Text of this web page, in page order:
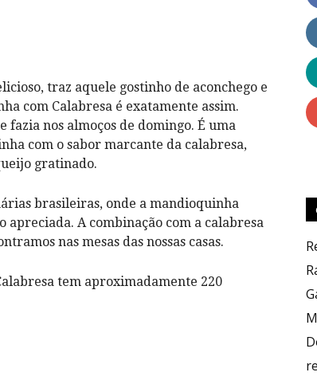
traz aquele gostinho de aconchego e
com Calabresa é exatamente assim.
nos almoços de domingo. É uma
com o sabor marcante da calabresa,
gratinado.
brasileiras, onde a mandioquinha
A combinação com a calabresa
nas mesas das nossas casas.
tem aproximadamente 220